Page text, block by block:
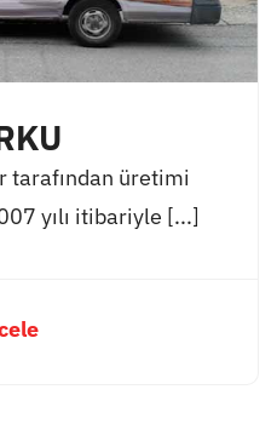
tarafından üretimi
yılı itibariyle [...]